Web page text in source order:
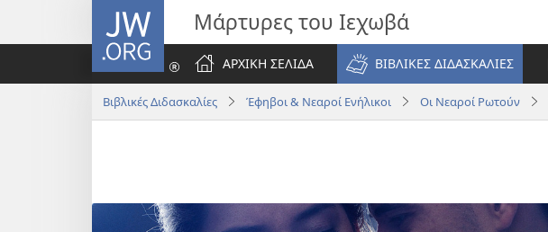
JW.ORG Μάρτυρες του Ιεχωβά
ΑΡΧΙΚΗ ΣΕΛΙΔΑ
ΒΙΒΛΙΚΕΣ ΔΙΔΑΣΚΑΛΙΕΣ
Βιβλικές Διδασκαλίες Έφηβοι & Νεαροί Ενήλικοι Οι Νεαροί Ρωτούν